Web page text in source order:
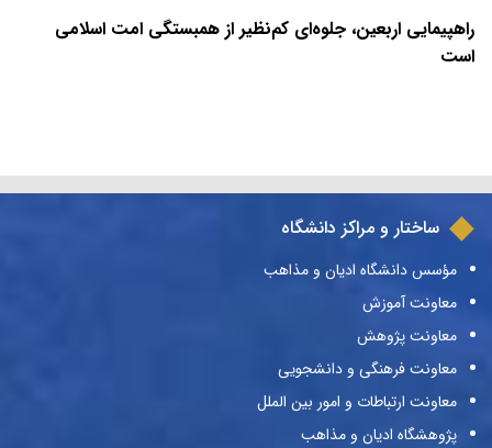
راهپیمایی اربعین، جلوه‌ای کم‌نظیر از همبستگی امت اسلامی
است
ساختار و مراکز دانشگاه
مؤسس دانشگاه ادیان و مذاهب
معاونت آموزش
معاونت پژوهش
معاونت فرهنگی و دانشجویی
معاونت ارتباطات و امور بین الملل
پژوهشگاه ادیان و مذاهب